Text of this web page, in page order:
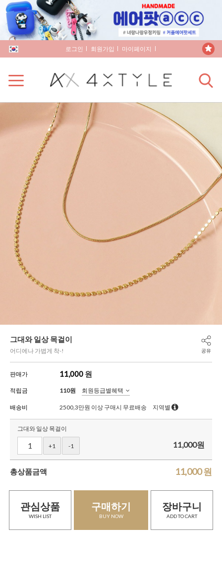
로그인 회원가입 마이페이지
그대와 일상 목걸이
어디에나 가볍게 착-! 공유
판매가 11,000 원
적립금 110원 회원등급별혜택
배송비 2500,3만원 이상 구매시 무료배송 지역별
그대와 일상 목걸이
+1 -1 11,000원
총상품금액 11,000원
관심상품
WISH LIST
구매하기
BUY NOW
장바구니
ADD TO CART